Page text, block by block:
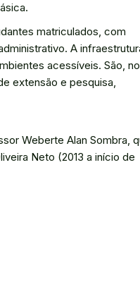
matriculados, com
A
acessíveis. São, no
extensão e pesquisa,
Weberte Alan Sombra,
Neto (2013 a início de